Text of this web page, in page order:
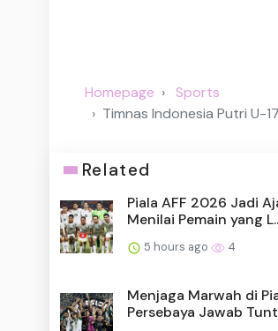
Homepage
Sports
Timnas Indonesia Putri U-
Related
Piala AFF 2026 Jadi
Menilai Pemain yang
5 hours ago 4
Menjaga Marwah di
Persebaya Jawab